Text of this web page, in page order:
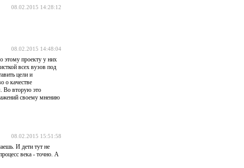
08.02.2015 14:28:12
08.02.2015 14:48:04
этому проекту у них
всех вузов под
цели и
о качестве
Во вторую это
своему мнению
08.02.2015 15:51:58
И дети тут не
века - точно. А